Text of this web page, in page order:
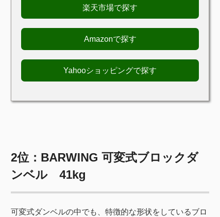
楽天市場で探す
Amazonで探す
Yahooショッピングで探す
2位：BARWING 可変式ブロックダ
ンベル 41kg
可変式ダンベルの中でも、特徴的な形状をしているブロ